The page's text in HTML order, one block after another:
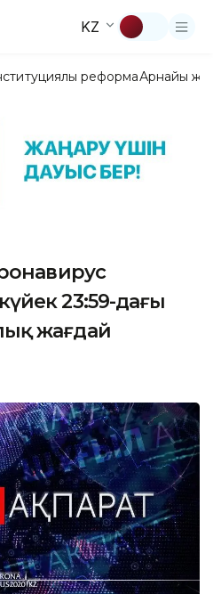
KZ
реформаАрнайы
23:59-дағы
жағдай